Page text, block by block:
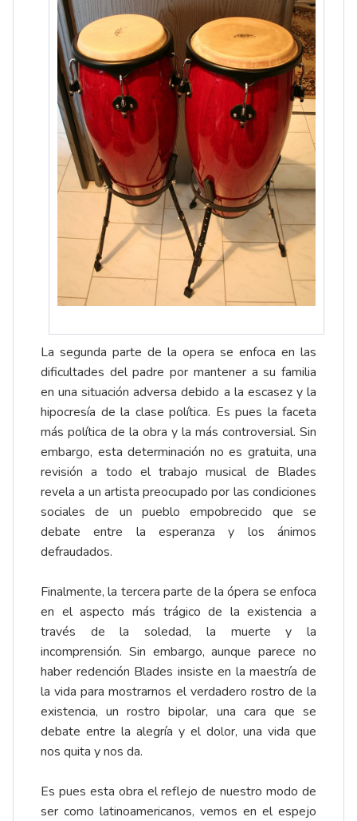
La segunda parte de la opera se enfoca en las
dificultades del padre por mantener a su familia
en una situación adversa debido a la escasez y la
hipocresía de la clase política. Es pues la faceta
más política de la obra y la más controversial. Sin
embargo, esta determinación no es gratuita, una
revisión a todo el trabajo musical de Blades
revela a un artista preocupado por las condiciones
sociales de un pueblo empobrecido que se
debate entre la esperanza y los ánimos
defraudados.
Finalmente, la tercera parte de la ópera se enfoca
en el aspecto más trágico de la existencia a
través de la soledad, la muerte y la
incomprensión. Sin embargo, aunque parece no
haber redención Blades insiste en la maestría de
la vida para mostrarnos el verdadero rostro de la
existencia, un rostro bipolar, una cara que se
debate entre la alegría y el dolor, una vida que
nos quita y nos da.
Es pues esta obra el reflejo de nuestro modo de
ser como latinoamericanos, vemos en el espejo